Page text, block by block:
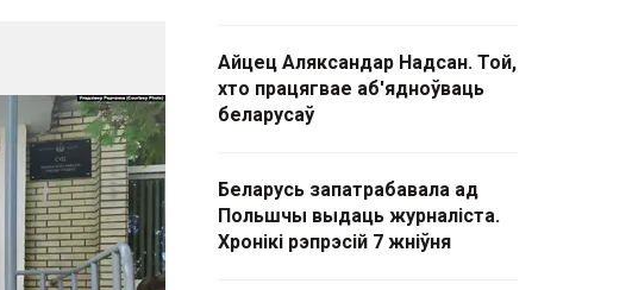
Айцец Аляксандар Надсан. Той,
хто працягвае аб'ядноўваць
беларусаў
Беларусь запатрабавала ад
Польшчы выдаць журналіста.
Хронікі рэпрэсій 7 жніўня